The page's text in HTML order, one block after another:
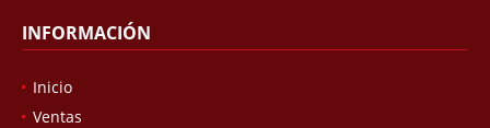
INFORMACIÓN
Inicio
Ventas